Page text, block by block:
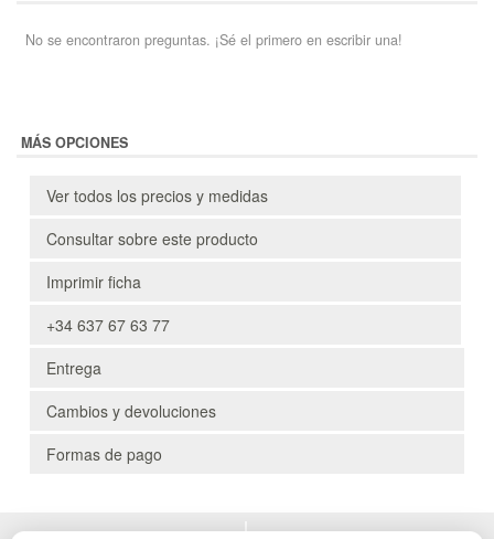
No se encontraron preguntas. ¡Sé el primero en escribir una!
MÁS OPCIONES
Ver todos los precios y medidas
Consultar sobre este producto
Imprimir ficha
+34 637 67 63 77
Entrega
Cambios y devoluciones
Formas de pago